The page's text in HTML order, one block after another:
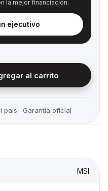
la mejor financiación.
ejecutivo
al carrito
· Garantía oficial
MSI